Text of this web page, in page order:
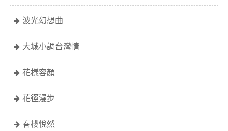
波光幻想曲
大城小調台灣情
花樣容顏
花徑漫步
春櫻悅然